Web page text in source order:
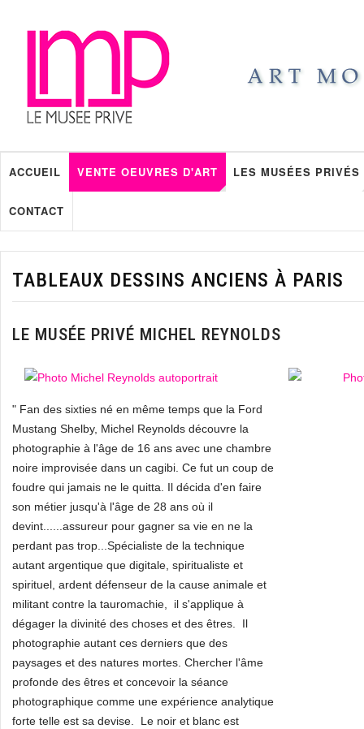
ACCUEIL VENTE OEUVRES D'ART LES MUSÉES PRIVÉS
CONTACT
TABLEAUX DESSINS ANCIENS À PARIS
LE MUSÉE PRIVÉ MICHEL REYNOLDS
" Fan des sixties né en même temps que la Ford
Mustang Shelby, Michel Reynolds découvre la
photographie à l'âge de 16 ans avec une chambre
noire improvisée dans un cagibi. Ce fut un coup de
foudre qui jamais ne le quitta. Il décida d'en faire
son métier jusqu'à l'âge de 28 ans où il
devint......assureur pour gagner sa vie en ne la
perdant pas trop...Spécialiste de la technique
autant argentique que digitale, spiritualiste et
spirituel, ardent défenseur de la cause animale et
militant contre la tauromachie, il s'applique à
dégager la divinité des choses et des êtres. Il
photographie autant ces derniers que des
paysages et des natures mortes. Chercher l'âme
profonde des êtres et concevoir la séance
photographique comme une expérience analytique
forte telle est sa devise. Le noir et blanc est